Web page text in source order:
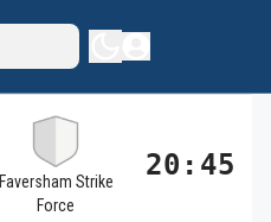
Faversham Strike
Force
20:45